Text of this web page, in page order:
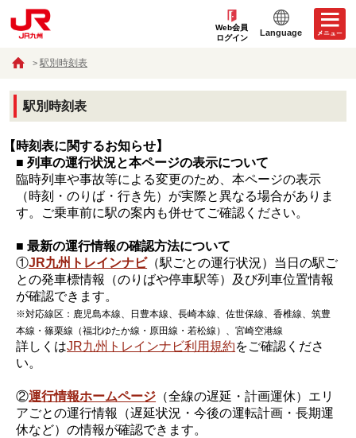
Web会員
ログイン
Language
駅別時刻表
駅別時刻表
【時刻表に関するお知らせ】
■ 列車の運行状況と本ページの表示について
臨時列車や事故等による変更のため、本ページの表示
（時刻・のりば・行き先）が実際と異なる場合がありま
す。ご乗車前に駅の案内も併せてご確認ください。
■ 最新の運行情報の確認方法について
①JR九州トレインナビ（駅ごとの運行状況）当日の駅ご
との発車標情報（のりばや停車駅等）及び列車位置情報
が確認できます。
※対応線区：鹿児島本線、日豊本線、長崎本線、佐世保線、香椎線、筑豊
本線・篠栗線（福北ゆたか線・原田線・若松線）、宮崎空港線
詳しくはJR九州トレインナビ利用規約をご確認くださ
い。
②運行情報ホームページ （全線の遅延・計画運休）エリ
アごとの運行情報（遅延状況・今後の運転計画・長期運
休など）の情報が確認できます。